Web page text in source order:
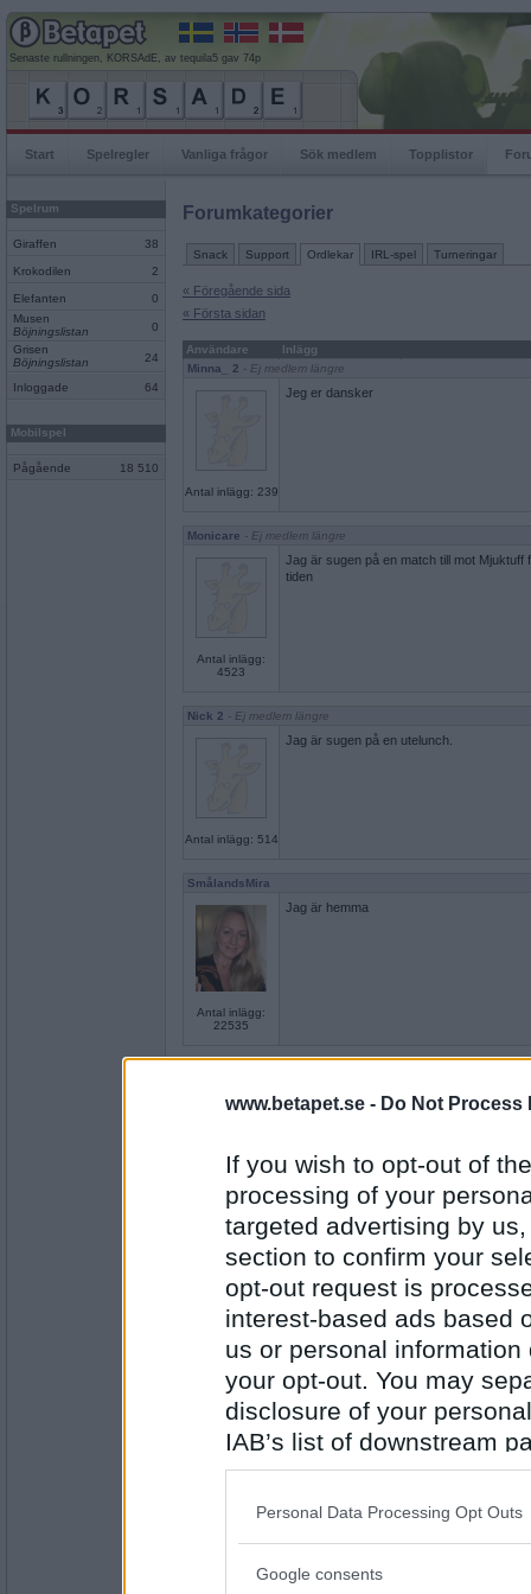
www.betapet.se - Do Not Process
If you wish to opt-out of
processing of your
targeted advertising by
section to confirm your
opt-out request is
interest-based ads based
us or personal
your opt-out. You may
disclosure of your
IAB’s list of downstream
also be disclosed by us
Downstream Participants
Please note that this
Personal Data Processing Opt Outs
Google consents
Senaste rullningen, KORSAdE, av tequila5 gav 74p
Start Spelregler Vanliga frågor Sök medlem Topplistor
Spelrum
Giraffen 38
Krokodilen 2
Elefanten
0
Musen
Böjningslistan
0
Grisen
Böjningslistan
24
Inloggade 64
Mobilspel
Pågående 18 510
Forumkategorier
Snack Support Ordlekar IRL-spel Turneringar
« Föregående sida
« Första sidan
Användare
Inlägg
Minna_ 2 - Ej medlem längre
Antal inlägg: 239
Jeg er dansker
Monicare - Ej medlem längre
Antal inlägg:
4523
Jag är sugen på en match till mot
tiden
Nick 2 - Ej medlem längre
Antal inlägg: 514
Jag är sugen på en utelunch.
SmålandsMira
Antal inlägg:
22535
Jag är hemma
Antal inlägg:
1059
Jag är ledig från jobbet ikväll
SmålandsMira
Antal inlägg:
22535
Jag är glad att jag är ledig och ska träffa
Antal inlägg: